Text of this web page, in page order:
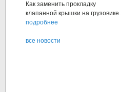
Как заменить прокладку
клапанной крышки на грузовике.
подробнее
все новости